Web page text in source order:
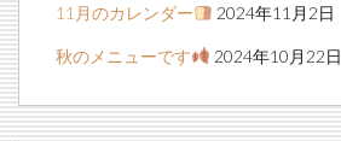
11月のカレンダー 2024年11月2日
秋のメニューです 2024年10月22日